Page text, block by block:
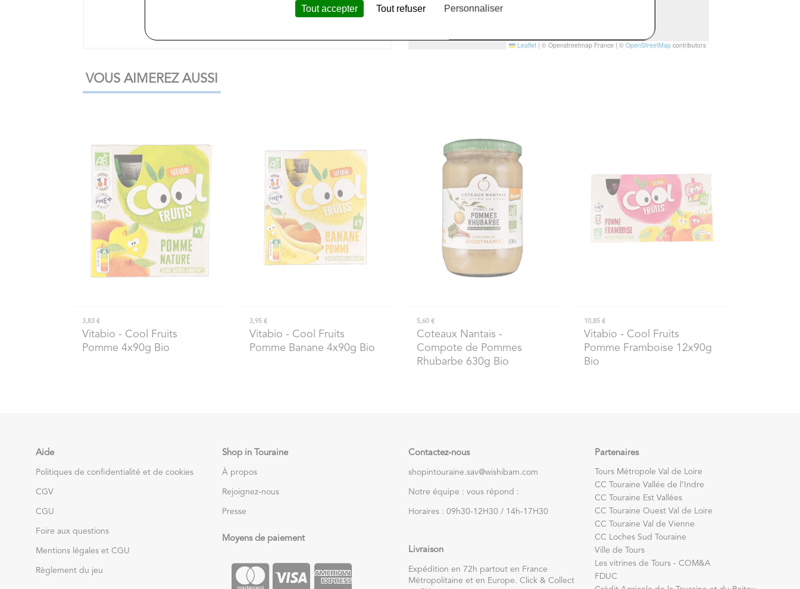
Leaflet | © Openstreetmap France | © OpenStreetMapcontributors
VOUS AIMEREZ AUSSI
3,83 €
Vitabio - Cool Fruits
Pomme 4x90g Bio
3,95 €
Vitabio - Cool Fruits
Pomme Banane 4x90g Bio
5,60 €
Coteaux Nantais -
Compote de Pommes
Rhubarbe 630g Bio
10,85 €
Vitabio - Cool Fruits
Pomme Framboise 12x90g
Bio
Aide
Politiques de confidentialité et de cookies
CGV
CGU
Foire aux questions
Mentions légales et CGU
Règlement du jeu
Shop in Touraine
À propos
Rejoignez-nous
Presse
Moyens de paiement
Contactez-nous
shopintouraine.sav@wishibam.com
Notre équipe : vous répond :
Horaires : 09h30-12H30 / 14h-17H30
Livraison
Expédition en 72h partout en France
Métropolitaine et en Europe. Click & Collect
Partenaires
Tours Métropole Val de Loire
CC Touraine Vallée de l’Indre
CC Touraine Est Vallées
CC Touraine Ouest Val de Loire
CC Touraine Val de Vienne
CC Loches Sud Touraine
Ville de Tours
Les vitrines de Tours - COM&A
FDUC
Tout accepter Tout refuser Personnaliser